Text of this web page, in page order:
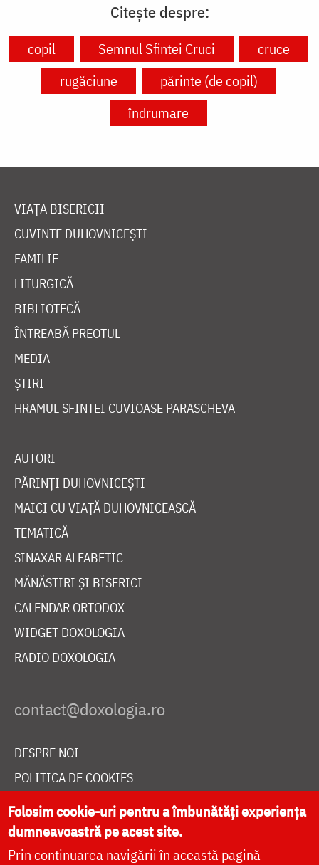
Citește despre:
copil Semnul Sfintei Cruci
cruce
rugăciune
părinte (de copil)
îndrumare
VIAȚA BISERICII
CUVINTE DUHOVNICEȘTI
FAMILIE
LITURGICĂ
BIBLIOTECĂ
ÎNTREABĂ PREOTUL
MEDIA
ȘTIRI
HRAMUL SFINTEI CUVIOASE PARASCHEVA
AUTORI
PĂRINȚI DUHOVNICEȘTI
MAICI CU VIAȚĂ DUHOVNICEASCĂ
TEMATICĂ
SINAXAR ALFABETIC
MĂNĂSTIRI ȘI BISERICI
CALENDAR ORTODOX
WIDGET DOXOLOGIA
RADIO DOXOLOGIA
DESPRE NOI
POLITICA DE COOKIES
DONEAZĂ ONLINE PENTRU CATEDRALA NAȚIONALĂ
LIVE
Folosim cookie-uri pentru a îmbunătăți experiența
dumneavoastră pe acest site.
Prin continuarea navigării în această pagină